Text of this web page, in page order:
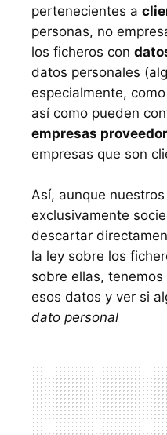
pertenecientes a
personas, no
los ficheros con
datos personales
especialmente,
así como pueden
empresas
empresas que son
Así, aunque
exclusivamente
descartar
la ley sobre los
sobre ellas,
esos datos y ver si
dato personal